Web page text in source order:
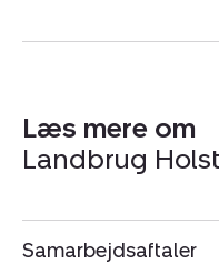
Læs mere om
Landbrug
Samarbejdsaftaler